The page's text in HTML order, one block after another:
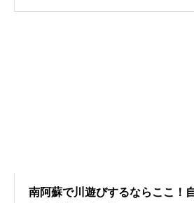
南阿蘇で川遊びするならここ！